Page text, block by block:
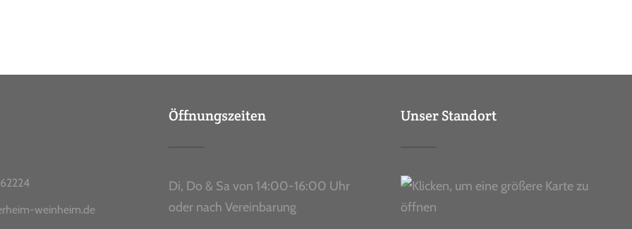
weinheim.de
Öffnungszeiten
Di, Do & Sa von 14:00-16:00 Uhr
oder nach Vereinbarung
Unser Standort